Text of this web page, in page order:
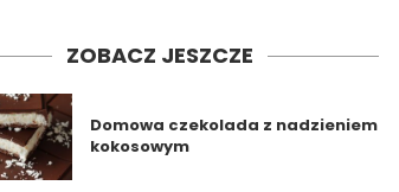
ZOBACZ JESZCZE
Domowa czekolada z nadzieniem
kokosowym